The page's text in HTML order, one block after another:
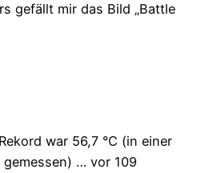
gefällt mir das Bild „Battle
war 56,7 °C (in einer
… vor 109